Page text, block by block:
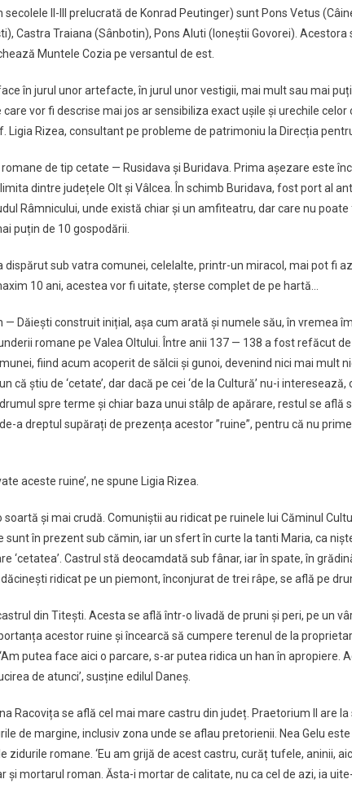
II-III prelucrată de Konrad Peutinger) sunt Pons Vetus
Castra Traiana (Sânbotin), Pons Aluti (Ioneștii Govorei). Acestora
Muntele Cozia pe versantul de est.
în jurul unor artefacte, în jurul unor vestigii, mai mult sau mai
vor fi descrise mai jos ar sensibiliza exact ușile și urechile
Ligia Rizea, consultant pe probleme de patrimoniu la Direcția
de tip cetate — Rusidava și Buridava. Prima așezare este
dintre județele Olt și Vâlcea. În schimb Buridava, fost port al
Râmnicului, unde există chiar și un amfiteatru, dar care nu
puțin de 10 gospodării.
dispărut sub vatra comunei, celelalte, printr-un miracol, mai pot fi
10 ani, acestea vor fi uitate, șterse complet de pe hartă…
— Dăiești construit inițial, așa cum arată și numele său, în vremea
romane pe Valea Oltului. Între anii 137 — 138 a fost refăcut
fiind acum acoperit de sălcii și gunoi, devenind nici mai mult
că știu de ‘cetate’, dar dacă pe cei ‘de la Cultură’ nu-i
spre terme și chiar baza unui stâlp de apărare, restul se află
a dreptul supărați de prezența acestor ”ruine”, pentru că nu
aceste ruine’, ne spune Ligia Rizea.
și mai crudă. Comuniștii au ridicat pe ruinele lui Căminul
în prezent sub cămin, iar un sfert în curte la tanti Maria, ca
‘cetatea’. Castrul stă deocamdată sub fânar, iar în spate, în
ridicat pe un piemont, înconjurat de trei râpe, se află pe
din Titești. Acesta se află într-o livadă de pruni și peri, pe un
acestor ruine și încearcă să cumpere terenul de la
putea face aici o parcare, s-ar putea ridica un han în apropiere.
de atunci’, susține edilul Daneș.
Racovița se află cel mai mare castru din județ. Praetorium II are
de margine, inclusiv zona unde se aflau pretorienii. Nea Gelu
zidurile romane. ‘Eu am grijă de acest castru, curăț tufele, aninii,
și mortarul roman. Ăsta-i mortar de calitate, nu ca cel de azi, ia